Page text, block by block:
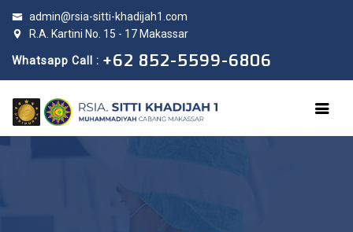
admin@rsia-sitti-khadijah1.com
R.A. Kartini No. 15 - 17 Makassar
Whatsapp Call : +62 852-5599-6806